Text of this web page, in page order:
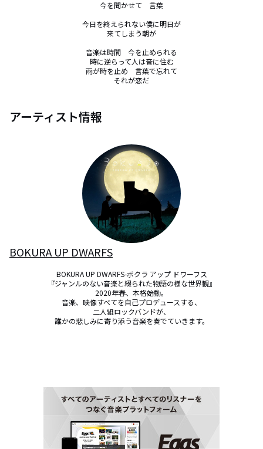
今を聞かせて　言葉
今日を終えられない僕に明日が
来てしまう朝が
音楽は時間　今を止められる
時に逆らって人は音に住む
雨が時を止め　言葉で忘れて
それが恋だ
アーティスト情報
BOKURA UP DWARFS
BOKURA UP DWARFS-ボクラ アップ ドワーフス
『ジャンルのない音楽と綴られた物語の様な世界観』
2020年春、本格始動。
音楽、映像すべてを自己プロデュースする、
二人組ロックバンドが、
誰かの悲しみに寄り添う音楽を奏でていきます。